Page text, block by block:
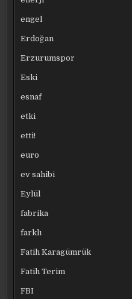
engel
Erdoğan
Erzurumspor
Eski
esnaf
etki
etti!
euro
ev sahibi
Eylül
fabrika
farklı
Fatih Karagümrük
Fatih Terim
FBI